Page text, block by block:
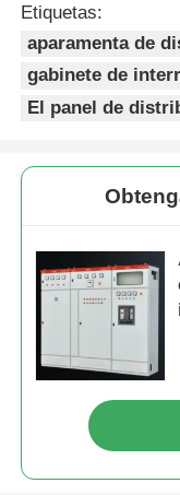
Inicio
VR Show
Sobre nosotros
Visita a la fábrica
Etiquetas:
aparamenta de
gabinete de
El panel de